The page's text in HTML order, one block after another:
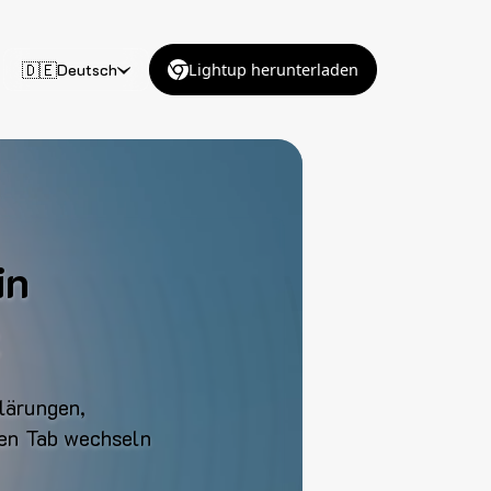
🇩🇪Deutsch Lightup herunterladen
Tab wechseln